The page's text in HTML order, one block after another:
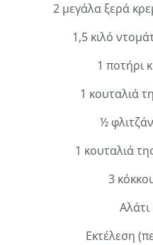
2 μεγάλα ξερά
1,5 κιλό
1 ποτήρι
1 κουταλιά
½
1 κουταλιά
3
Αλάτι
Εκτέλεση